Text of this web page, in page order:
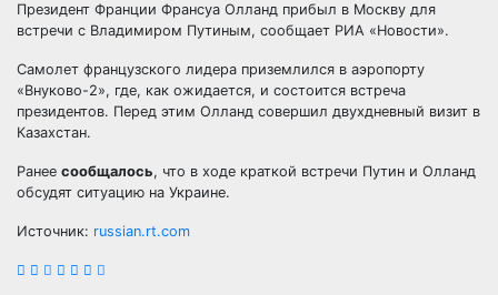
Президент Франции Франсуа Олланд прибыл в Москву для
встречи с Владимиром Путиным, сообщает РИА «Новости».
Самолет французского лидера приземлился в аэропорту
«Внуково-2», где, как ожидается, и состоится встреча
президентов. Перед этим Олланд совершил двухдневный визит в
Казахстан.
Ранее сообщалось, что в ходе краткой встречи Путин и Олланд
обсудят ситуацию на Украине.
Источник: russian.rt.com